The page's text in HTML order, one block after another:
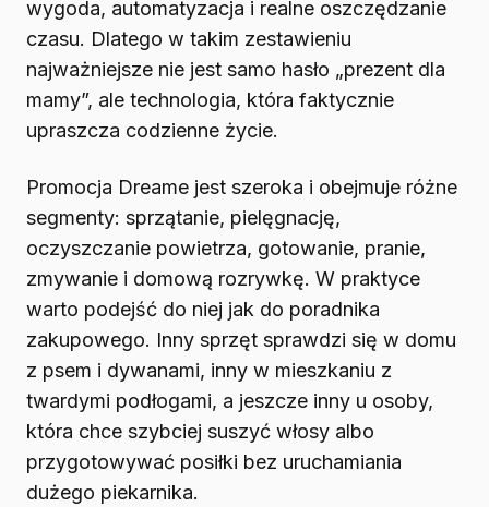
wygoda, automatyzacja i realne oszczędzanie
czasu. Dlatego w takim zestawieniu
najważniejsze nie jest samo hasło „prezent dla
mamy”, ale technologia, która faktycznie
upraszcza codzienne życie.
Promocja Dreame jest szeroka i obejmuje różne
segmenty: sprzątanie, pielęgnację,
oczyszczanie powietrza, gotowanie, pranie,
zmywanie i domową rozrywkę. W praktyce
warto podejść do niej jak do poradnika
zakupowego. Inny sprzęt sprawdzi się w domu
z psem i dywanami, inny w mieszkaniu z
twardymi podłogami, a jeszcze inny u osoby,
która chce szybciej suszyć włosy albo
przygotowywać posiłki bez uruchamiania
dużego piekarnika.